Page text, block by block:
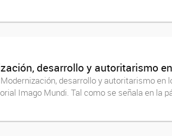
desarrollo y autoritarismo
desarrollo y autoritarismo en
Imago Mundi. Tal como se señala en la